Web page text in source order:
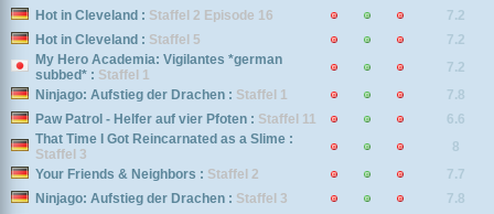
Hot in Cleveland : Staffel 2 Episode 16
7.2
Hot in Cleveland : Staffel 5
7.2
My Hero Academia: Vigilantes *german
subbed* : Staffel 1
7.2
Ninjago: Aufstieg der Drachen : Staffel 1
7.8
Paw Patrol - Helfer auf vier Pfoten : Staffel 11
6.6
That Time I Got Reincarnated as a Slime :
Staffel 3
8
Your Friends & Neighbors : Staffel 2
7.7
Ninjago: Aufstieg der Drachen : Staffel 3
7.8